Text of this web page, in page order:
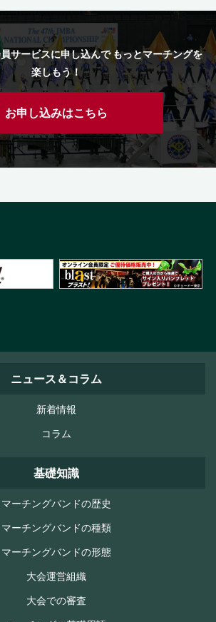
サービスに申し込んで もっとマーチングを
楽しもう！
お申し込みはこちら
ニュース＆コラム
新着情報
コラム
基礎知識
マーチングバンドの歴史
マーチングバンドの種類
マーチングバンドの形態
大会運営組織
大会での審査